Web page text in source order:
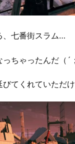
、七番街スラム…
ちゃったんだ（´
びてくれていただ